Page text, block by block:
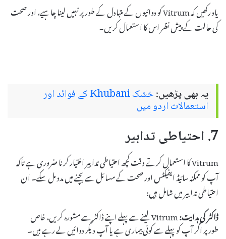
یاد رکھیں کہ Vitrum کو دوائیوں کے متبادل کے طور پر نہیں لینا چاہیے، اور صحت
کی حالت کے پیش نظر اس کا استعمال کریں۔
یہ بھی پڑھیں: خشک Khubani کے فوائد اور
استعمالات اردو میں
7. احتیاطی تدابیر
Vitrum کا استعمال کرتے وقت کچھ احتیاطی تدابیر اختیار کرنا ضروری ہے تاکہ
آپ کو ممکنہ سائیڈ ایفیکٹس اور صحت کے مسائل سے بچنے میں مدد مل سکے۔ ان
احتیاطی تدابیر میں شامل ہیں:
ڈاکٹر کی ہدایت:
Vitrum لینے سے پہلے اپنے ڈاکٹر سے مشورہ کریں، خاص
طور پر اگر آپ کو پہلے سے کوئی بیماری ہے یا آپ دیگر دوائیں لے رہے ہیں۔